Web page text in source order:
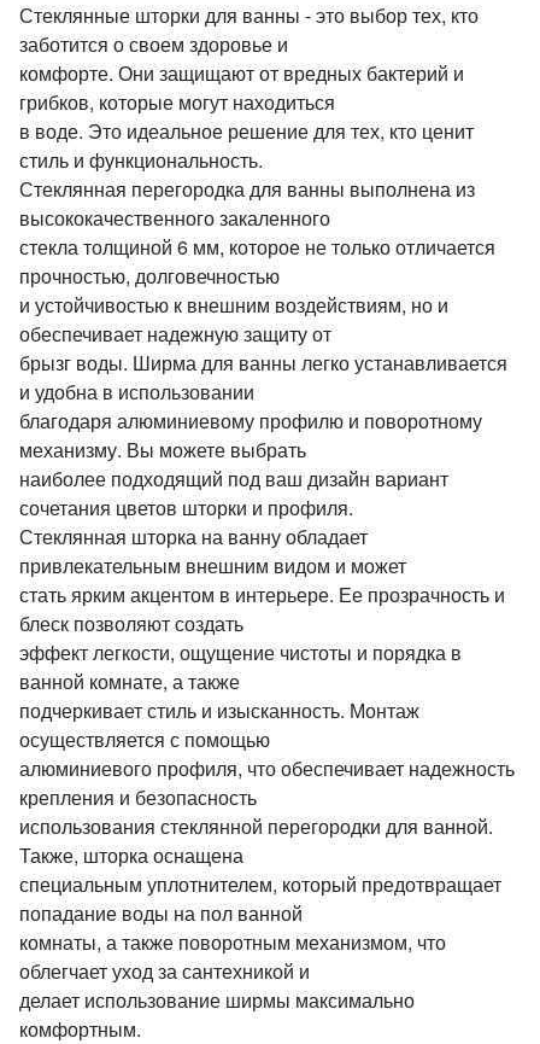
Стеклянные шторки для ванны - это выбор тех, кто
заботится о своем здоровье и
комфорте. Они защищают от вредных бактерий и
грибков, которые могут находиться
в воде. Это идеальное решение для тех, кто ценит
стиль и функциональность.
Стеклянная перегородка для ванны выполнена из
высококачественного закаленного
стекла толщиной 6 мм, которое не только отличается
прочностью, долговечностью
и устойчивостью к внешним воздействиям, но и
обеспечивает надежную защиту от
брызг воды. Ширма для ванны легко устанавливается
и удобна в использовании
благодаря алюминиевому профилю и поворотному
механизму. Вы можете выбрать
наиболее подходящий под ваш дизайн вариант
сочетания цветов шторки и профиля.
Стеклянная шторка на ванну обладает
привлекательным внешним видом и может
стать ярким акцентом в интерьере. Ее прозрачность и
блеск позволяют создать
эффект легкости, ощущение чистоты и порядка в
ванной комнате, а также
подчеркивает стиль и изысканность. Монтаж
осуществляется с помощью
алюминиевого профиля, что обеспечивает надежность
крепления и безопасность
использования стеклянной перегородки для ванной.
Также, шторка оснащена
специальным уплотнителем, который предотвращает
попадание воды на пол ванной
комнаты, а также поворотным механизмом, что
облегчает уход за сантехникой и
делает использование ширмы максимально
комфортным.